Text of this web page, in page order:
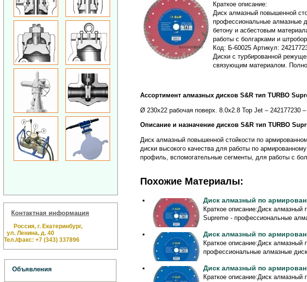
Контактная информация
Россия, г. Екатеринбург,
ул. Ленина, д. 40
Тел./факс: +7 (343) 337896
Объявления
Краткое описание:
Диск алмазный повышенной
профессиональные алмазные
бетону и асбестовым
работы с болгарками и
Код: Б-60025 Артикул:
Диски с турбированной
связующим материалом.
Ассортимент алмазных дисков S&R тип TURBO
Ø 230х22 рабочая поверх. 8.0х2.8 Top Jet – 242177230 –
Описание и назначение дисков S&R тип TURBO
Диск алмазный повышенной стойкости по
диски высокого качества для работы по
профиль, вспомогательные сегменты, для работы с
Похожие Материалы:
Диск алмазный по
Краткое описание:Диск алмазный
Supreme - профессиональные
Диск алмазный по
Краткое описание:Диск алмазный
профессиональные алмазные
Диск алмазный по
Краткое описание:Диск алмазный